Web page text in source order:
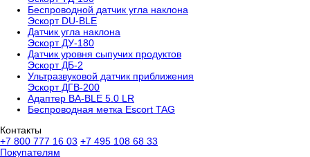
Беспроводной датчик угла наклона
Эскорт DU-BLE
Датчик угла наклона
Эскорт ДУ-180
Датчик уровня сыпучих продуктов
Эскорт ДБ-2
Ультразвуковой датчик приближения
Эскорт ДГВ-200
Aдаптер BA-BLE 5.0 LR
Беспроводная метка Escort TAG
Контакты
+7 800 777 16 03 +7 495 108 68 33
Покупателям